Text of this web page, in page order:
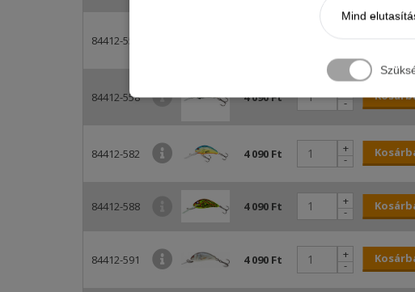
Mind
84412-553
84412-558 4 090 Ft -
84412-582 4 090 Ft -
+
84412-588 4 090 Ft -
+
84412-591 4 090 Ft -
+